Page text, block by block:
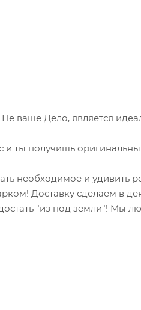
ваше Дело, является
ты получишь
необходимое и удивить
Доставку сделаем в
"из под земли"! Мы